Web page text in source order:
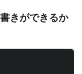
きができるか